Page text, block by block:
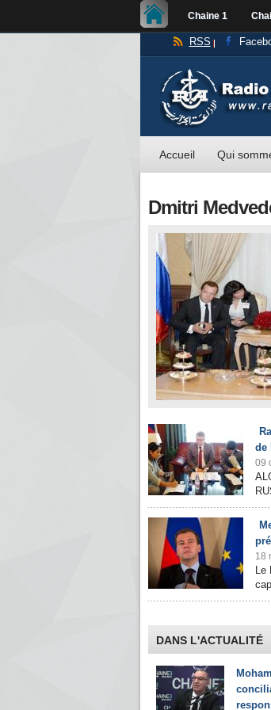
Chaine 1
RSS
Accueil Qui
Dmitri
de
09
18
Le
DANS L'ACTUALITÉ